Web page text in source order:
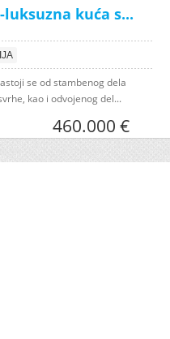
kuća s...
se od stambenog dela
kao i odvojenog del...
460.000 €